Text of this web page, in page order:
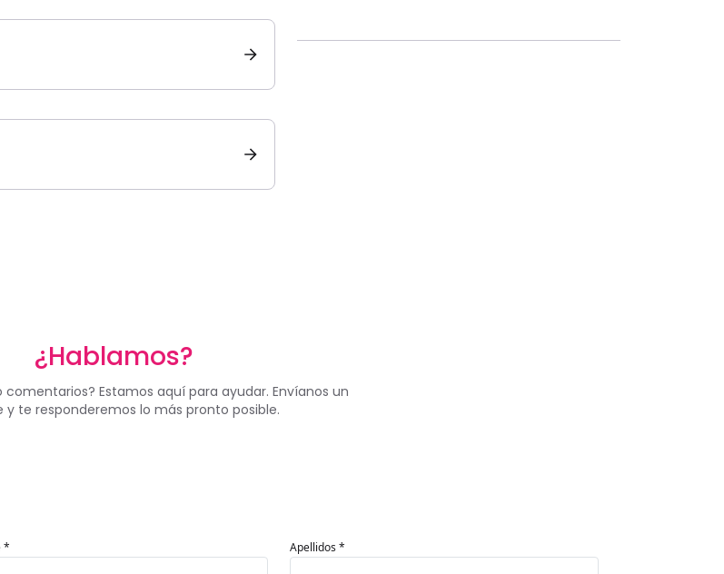
¿Hablamos?
Estamos aquí para ayudar. Envíanos un
y te responderemos lo más pronto posible.
* Apellidos *